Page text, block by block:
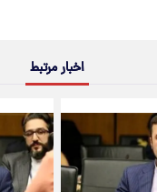
اخبار مرتبط